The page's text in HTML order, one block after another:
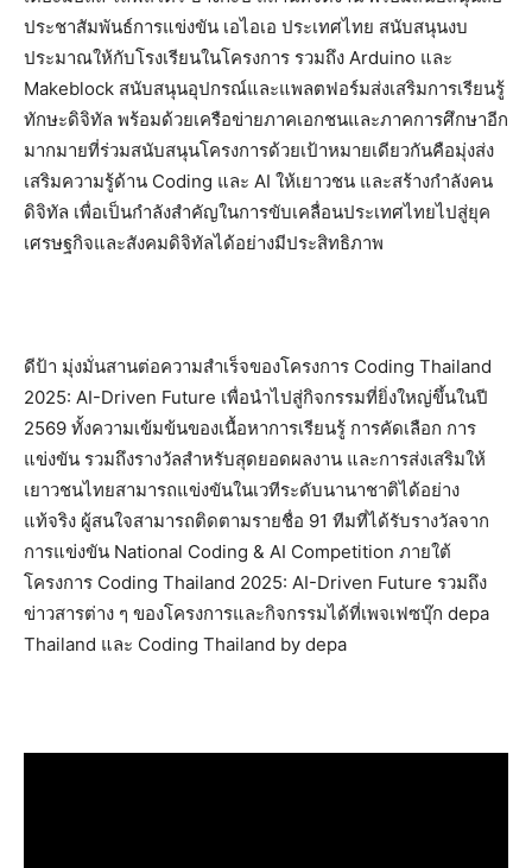
ประชาสัมพันธ์การแข่งขัน เอไอเอ ประเทศไทย สนับสนุนงบ
ประมาณให้กับโรงเรียนในโครงการ รวมถึง Arduino และ
Makeblock สนับสนุนอุปกรณ์และแพลตฟอร์มส่งเสริมการเรียนรู้
ทักษะดิจิทัล พร้อมด้วยเครือข่ายภาคเอกชนและภาคการศึกษาอีก
มากมายที่ร่วมสนับสนุนโครงการด้วยเป้าหมายเดียวกันคือมุ่งส่ง
เสริมความรู้ด้าน Coding และ AI ให้เยาวชน และสร้างกำลังคน
ดิจิทัล เพื่อเป็นกําลังสําคัญในการขับเคลื่อนประเทศไทยไปสู่ยุค
เศรษฐกิจและสังคมดิจิทัลได้อย่างมีประสิทธิภาพ
ดีป้า มุ่งมั่นสานต่อความสำเร็จของโครงการ Coding Thailand
2025: AI-Driven Future เพื่อนำไปสู่กิจกรรมที่ยิ่งใหญ่ขึ้นในปี
2569 ทั้งความเข้มข้นของเนื้อหาการเรียนรู้ การคัดเลือก การ
แข่งขัน รวมถึงรางวัลสำหรับสุดยอดผลงาน และการส่งเสริมให้
เยาวชนไทยสามารถแข่งขันในเวทีระดับนานาชาติได้อย่าง
แท้จริง ผู้สนใจสามารถติดตามรายชื่อ 91 ทีมที่ได้รับรางวัลจาก
การแข่งขัน National Coding & AI Competition ภายใต้
โครงการ Coding Thailand 2025: AI-Driven Future รวมถึง
ข่าวสารต่าง ๆ ของโครงการและกิจกรรมได้ที่เพจเฟซบุ๊ก depa
Thailand และ Coding Thailand by depa